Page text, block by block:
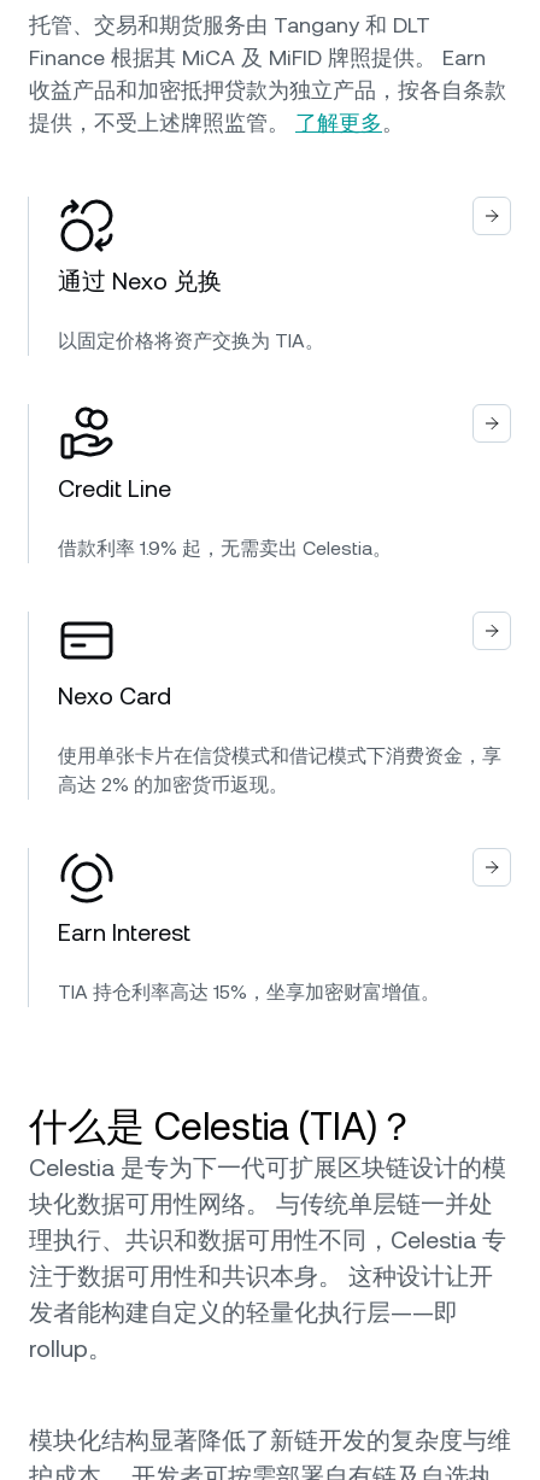
托管、交易和期货服务由 Tangany 和 DLT
Finance 根据其 MiCA 及 MiFID 牌照提供。 Earn
收益产品和加密抵押贷款为独立产品，按各自条款
提供，不受上述牌照监管。 了解更多。
通过 Nexo 兑换
以固定价格将资产交换为 TIA。
Credit Line
借款利率 1.9% 起，无需卖出 Celestia。
Nexo Card
使用单张卡片在信贷模式和借记模式下消费资金，享
高达 2% 的加密货币返现。
Earn Interest
TIA 持仓利率高达 15%，坐享加密财富增值。
什么是 Celestia (TIA)？
Celestia 是专为下一代可扩展区块链设计的模
块化数据可用性网络。 与传统单层链一并处
理执行、共识和数据可用性不同，Celestia 专
注于数据可用性和共识本身。 这种设计让开
发者能构建自定义的轻量化执行层——即
rollup。
模块化结构显著降低了新链开发的复杂度与维